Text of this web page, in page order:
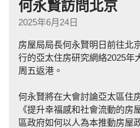
何永賢訪問北京
2025年6月24日
房屋局局長何永賢明日前往北
行的亞太住房研究網絡2025年
周五返港。
何永賢將在大會討論亞太區住
《提升幸福感和社會流動的房
區政府如何以人為本推動房屋